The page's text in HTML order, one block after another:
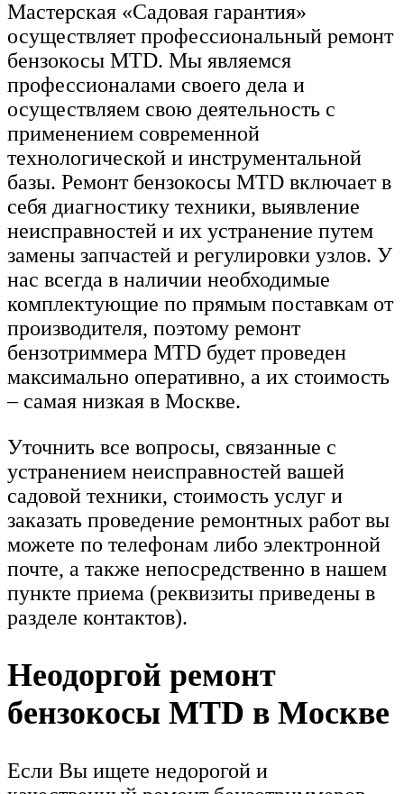
Мастерская «Садовая гарантия»
осуществляет профессиональный ремонт
бензокосы MTD. Мы являемся
профессионалами своего дела и
осуществляем свою деятельность с
применением современной
технологической и инструментальной
базы. Ремонт бензокосы MTD включает в
себя диагностику техники, выявление
неисправностей и их устранение путем
замены запчастей и регулировки узлов. У
нас всегда в наличии необходимые
комплектующие по прямым поставкам от
производителя, поэтому ремонт
бензотриммера MTD будет проведен
максимально оперативно, а их стоимость
– самая низкая в Москве.
Уточнить все вопросы, связанные с
устранением неисправностей вашей
садовой техники, стоимость услуг и
заказать проведение ремонтных работ вы
можете по телефонам либо электронной
почте, а также непосредственно в нашем
пункте приема (реквизиты приведены в
разделе контактов).
Неодоргой ремонт
бензокосы MTD в Москве
Если Вы ищете недорогой и